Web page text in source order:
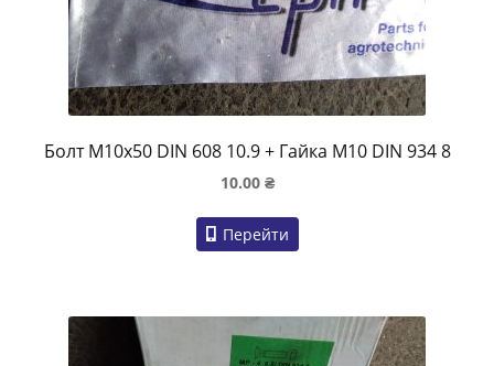
Болт M10x50 DIN 608 10.9 + Гайка M10 DIN 934 8
10.00 ₴
Перейти